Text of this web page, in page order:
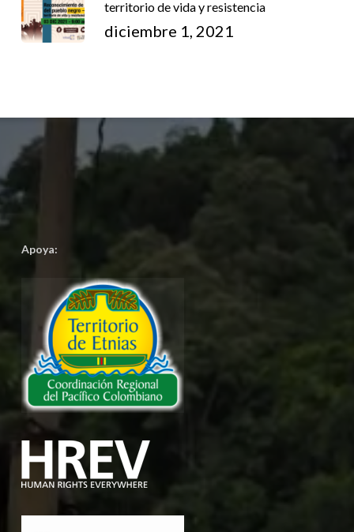
territorio de vida y resistencia
diciembre 1, 2021
Apoya: